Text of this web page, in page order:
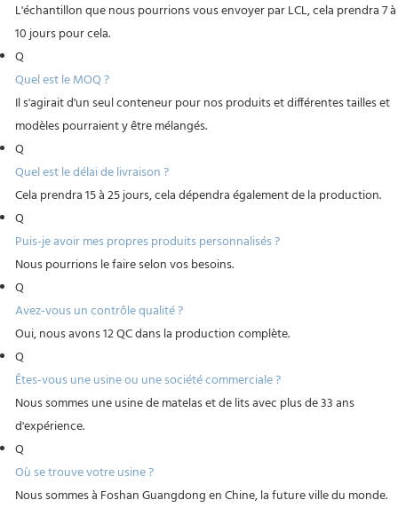
L'échantillon que nous pourrions vous envoyer par LCL, cela prendra 7 à
10 jours pour cela.
Q
Quel est le MOQ ?
Il s'agirait d'un seul conteneur pour nos produits et différentes tailles et
modèles pourraient y être mélangés.
Q
Quel est le délai de livraison ?
Cela prendra 15 à 25 jours, cela dépendra également de la production.
Q
Puis-je avoir mes propres produits personnalisés ?
Nous pourrions le faire selon vos besoins.
Q
Avez-vous un contrôle qualité ?
Oui, nous avons 12 QC dans la production complète.
Q
Êtes-vous une usine ou une société commerciale ?
Nous sommes une usine de matelas et de lits avec plus de 33 ans
d'expérience.
Q
Où se trouve votre usine ?
Nous sommes à Foshan Guangdong en Chine, la future ville du monde.